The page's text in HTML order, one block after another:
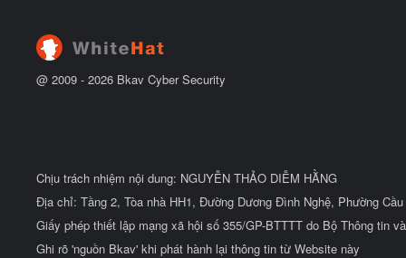
@ 2009 - 2026 Bkav Cyber Security
Chịu trách nhiệm nội dung: NGUYỄN THẢO DIỄM HẰNG
Địa chỉ: Tầng 2, Tòa nhà HH1, Đường Dương Đình Nghệ, Phường
Giấy phép thiết lập mạng xã hội số 355/GP-BTTTT do Bộ Thông tin
Ghi rõ 'nguồn Bkav' khi phát hành lại thông tin từ Website này